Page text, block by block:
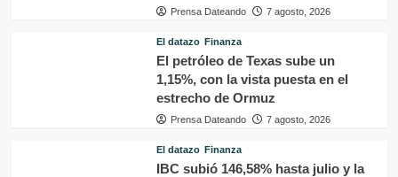
Prensa Dateando 7 agosto, 2026
El datazo Finanza
El petróleo de Texas sube un
1,15%, con la vista puesta en el
estrecho de Ormuz
Prensa Dateando 7 agosto, 2026
El datazo Finanza
IBC subió 146,58% hasta julio y la